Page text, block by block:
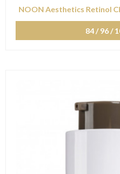
NOON Aesthetics Retinol
84 / 96 /